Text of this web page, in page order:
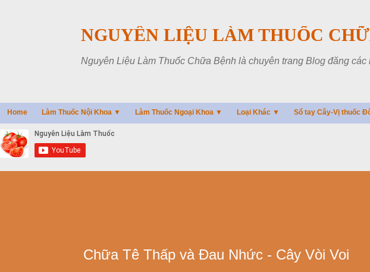
NGUYÊN LIỆU LÀM THUỐC
Nguyên Liệu Làm Thuốc Chữa Bệnh là chuyên trang Blog đăng
Home Làm Thuốc Nội Khoa ▼ Làm Thuốc Ngoại Khoa ▼ Loại Khác ▼ Sổ tay Cây-Vị thuốc
Chữa Tê Thấp và Đau Nhức - Cây Vòi Voi